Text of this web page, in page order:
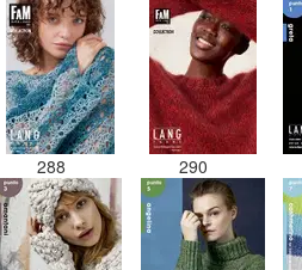
288 290